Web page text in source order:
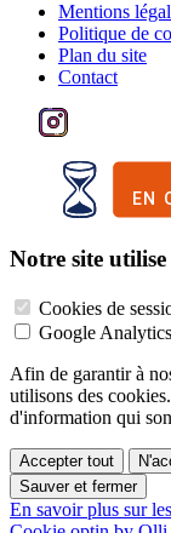
Mentions
Politique de
Plan du site
Contact
Notre site utilise
Cookies de
Google Analytics
Afin de garantir à
utilisons des
d'information qui
Accepter tout
Sauver et fermer
En savoir plus sur